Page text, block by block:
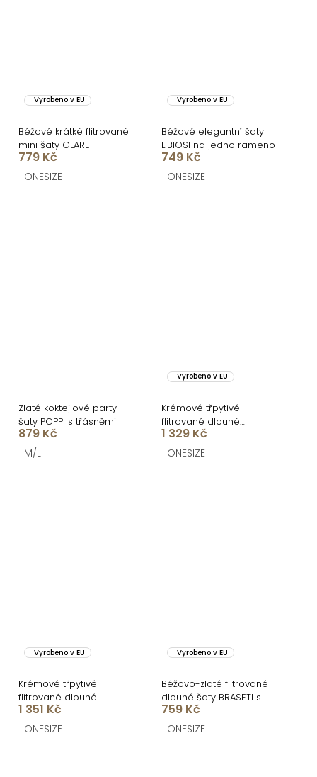
Vyrobeno v EU
Béžové krátké flitrované
mini šaty GLARE
779 Kč
ONESIZE
Vyrobeno v EU
Béžové elegantní šaty
LIBIOSI na jedno rameno
749 Kč
ONESIZE
Zlaté koktejlové party
šaty POPPI s třásněmi
879 Kč
M/L
Vyrobeno v EU
Krémové třpytivé
flitrované dlouhé
společenské šaty
LORVEA
1 329 Kč
ONESIZE
Vyrobeno v EU
Krémové třpytivé
flitrované dlouhé
společenské šaty
COSMALA
1 351 Kč
ONESIZE
Vyrobeno v EU
Béžovo-zlaté flitrované
dlouhé šaty BRASETI s
mašlemi
759 Kč
ONESIZE